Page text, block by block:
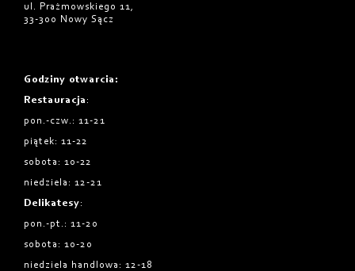
ul. Prażmowskiego 11,
33-300 Nowy Sącz
Godziny otwarcia :
Restauracja :
pon.-czw.: 11-21
piątek: 11-22
sobota: 10-22
niedziela: 12-21
Delikatesy:
pon.-pt.: 11-20
sobota: 10-20
niedziela handlowa: 12-18